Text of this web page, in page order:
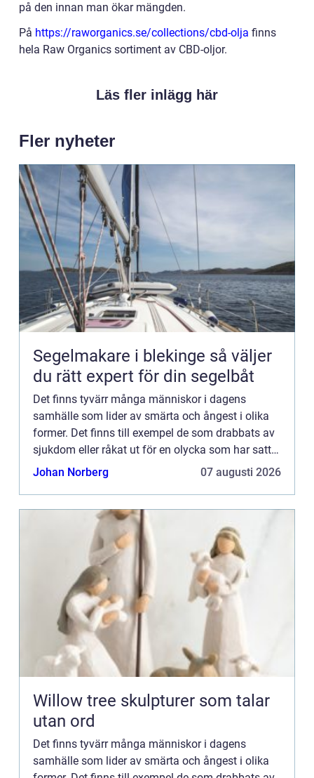
på den innan man ökar mängden.
På https://raworganics.se/collections/cbd-olja finns
hela Raw Organics sortiment av CBD-oljor.
Läs fler inlägg här
Fler nyheter
Segelmakare i blekinge så väljer
du rätt expert för din segelbåt
Det finns tyvärr många människor i dagens
samhälle som lider av smärta och ångest i olika
former. Det finns till exempel de som drabbats av
sjukdom eller råkat ut för en olycka som har satt
sina spår genom kronisk smärta i kroppen.
Johan Norberg 07 augusti 2026
Willow tree skulpturer som talar
utan ord
Det finns tyvärr många människor i dagens
samhälle som lider av smärta och ångest i olika